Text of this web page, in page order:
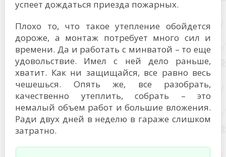
успеет дождаться приезда пожарных.
Плохо то, что такое утепление обойдется
дороже, а монтаж потребует много сил и
времени. Да и работать с минватой – то еще
удовольствие. Имел с ней дело раньше,
хватит. Как ни защищайся, все равно весь
чешешься. Опять же, все разобрать,
качественно утеплить, собрать – это
немалый объем работ и большие вложения.
Ради двух дней в неделю в гараже слишком
затратно.